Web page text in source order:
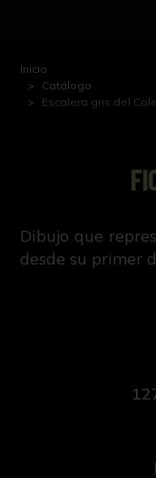
Inicio
Catálogo
Escalera gris del
Dibujo que
desde su primer